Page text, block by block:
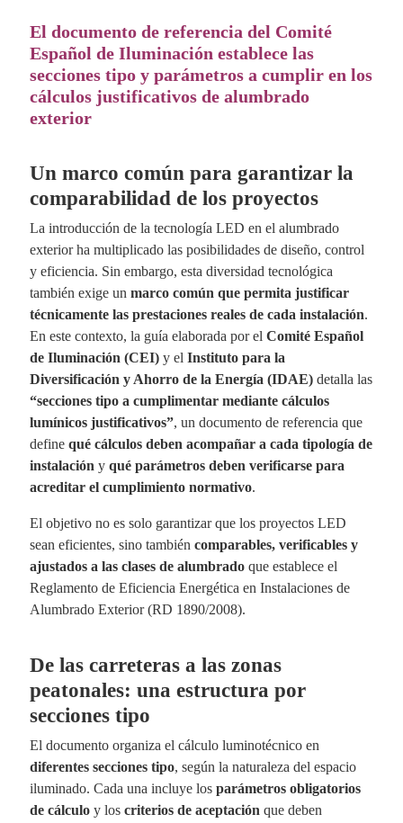
El documento de referencia del Comité
Español de Iluminación establece las
secciones tipo y parámetros a cumplir en los
cálculos justificativos de alumbrado
exterior
Un marco común para garantizar la
comparabilidad de los proyectos
La introducción de la tecnología LED en el alumbrado
exterior ha multiplicado las posibilidades de diseño, control
y eficiencia. Sin embargo, esta diversidad tecnológica
también exige un marco común que permita justificar
técnicamente las prestaciones reales de cada instalación.
En este contexto, la guía elaborada por el Comité Español
de Iluminación (CEI)y el Instituto para la
Diversificación y Ahorro de la Energía (IDAE)detalla las
“secciones tipo a cumplimentar mediante cálculos
lumínicos justificativos”, un documento de referencia que
define qué cálculos deben acompañar a cada tipología de
instalación y qué parámetros deben verificarse para
acreditar el cumplimiento normativo.
El objetivo no es solo garantizar que los proyectos LED
sean eficientes, sino también comparables, verificables y
ajustados a las clases de alumbradoque establece el
Reglamento de Eficiencia Energética en Instalaciones de
Alumbrado Exterior (RD 1890/2008).
De las carreteras a las zonas
peatonales: una estructura por
secciones tipo
El documento organiza el cálculo luminotécnico en
diferentes secciones tipo, según la naturaleza del espacio
iluminado. Cada una incluye los parámetros obligatorios
de cálculoy los criterios de aceptación que deben